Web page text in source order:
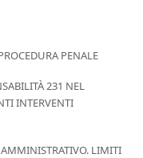
PENALE
231 NEL
INTERVENTI
AMMINISTRATIVO. LIMITI